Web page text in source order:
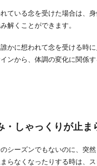
ている念を受けた場合は、
解くことができます。
かに想われて念を受ける時
ンから、体調の変化に関係
・しゃっくりが止ま
シーズンでもないのに、突
らなくなったりする時は、